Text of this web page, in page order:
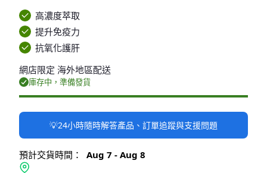
高濃度萃取
提升免疫力
抗氧化護肝
網店限定 海外地區配送
庫存中，準備發貨
💡24小時隨時解答產品、訂單追蹤與支援問題
預計交貨時間： Aug 7 - Aug 8